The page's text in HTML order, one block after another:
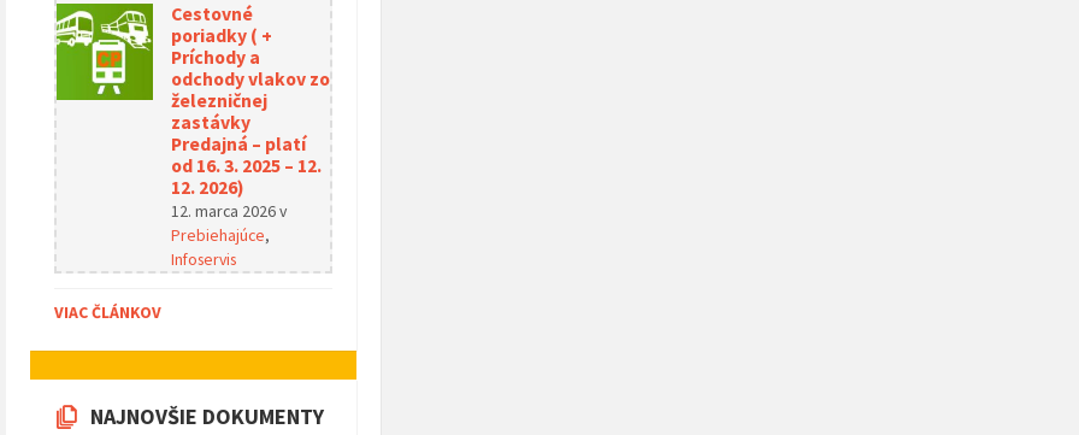
Cestovné
poriadky ( +
Príchody a
odchody vlakov zo
železničnej
zastávky
Predajná – platí
od 16. 3. 2025 – 12.
12. 2026)
12. marca 2026v
Prebiehajúce,
Infoservis
VIAC ČLÁNKOV
NAJNOVŠIE DOKUMENTY